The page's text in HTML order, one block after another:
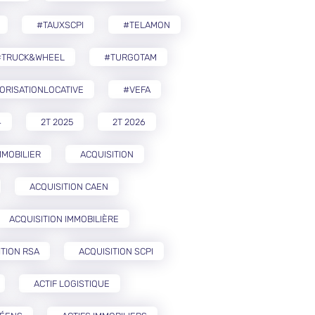
#TAUXSCPI #TELAMON
#TURGOTAM
#VEFA
2T 2025 2T 2026
ACQUISITION
ACQUISITION CAEN
ACQUISITION IMMOBILIÈRE
RSA ACQUISITION SCPI
ACTIF LOGISTIQUE